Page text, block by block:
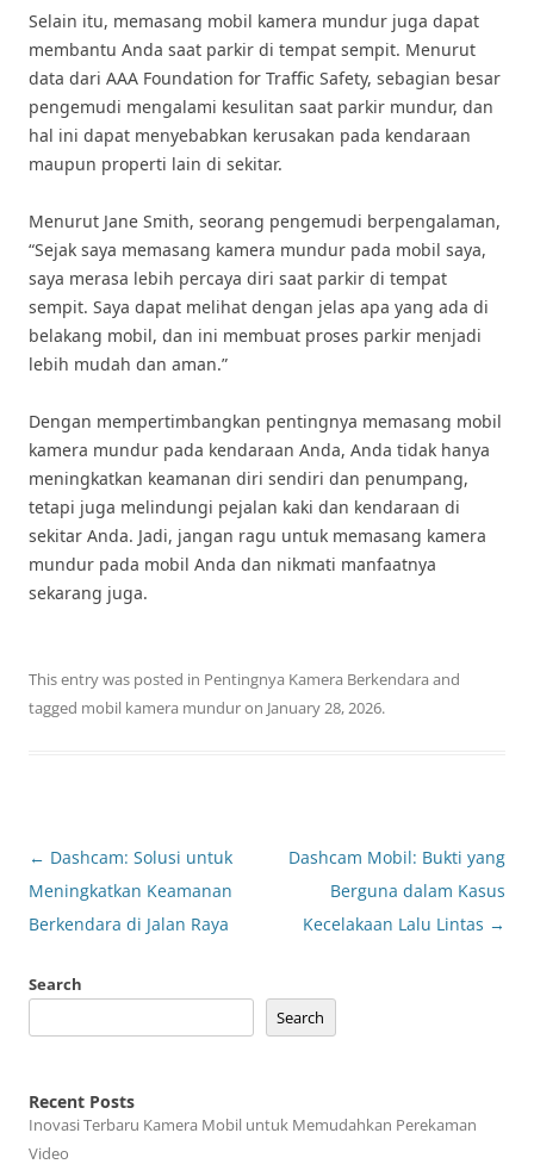
Selain itu, memasang mobil kamera mundur juga dapat
membantu Anda saat parkir di tempat sempit. Menurut
data dari AAA Foundation for Traffic Safety, sebagian besar
pengemudi mengalami kesulitan saat parkir mundur, dan
hal ini dapat menyebabkan kerusakan pada kendaraan
maupun properti lain di sekitar.
Menurut Jane Smith, seorang pengemudi berpengalaman,
“Sejak saya memasang kamera mundur pada mobil saya,
saya merasa lebih percaya diri saat parkir di tempat
sempit. Saya dapat melihat dengan jelas apa yang ada di
belakang mobil, dan ini membuat proses parkir menjadi
lebih mudah dan aman.”
Dengan mempertimbangkan pentingnya memasang mobil
kamera mundur pada kendaraan Anda, Anda tidak hanya
meningkatkan keamanan diri sendiri dan penumpang,
tetapi juga melindungi pejalan kaki dan kendaraan di
sekitar Anda. Jadi, jangan ragu untuk memasang kamera
mundur pada mobil Anda dan nikmati manfaatnya
sekarang juga.
This entry was posted in Pentingnya Kamera Berkendara and
tagged mobil kamera munduron January 28, 2026.
Post
navigation
← Dashcam: Solusi untuk
Meningkatkan Keamanan
Berkendara di Jalan Raya
Dashcam Mobil: Bukti yang
Berguna dalam Kasus
Kecelakaan Lalu Lintas →
Search
Search
Recent Posts
Inovasi Terbaru Kamera Mobil untuk Memudahkan Perekaman
Video